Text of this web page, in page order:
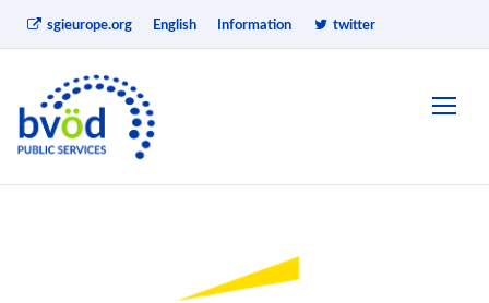
sgieurope.org English Information twitter